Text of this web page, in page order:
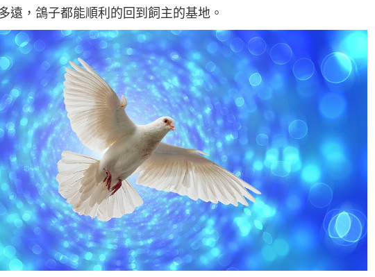
遠，鴿子都能順利的回到飼主的基地。